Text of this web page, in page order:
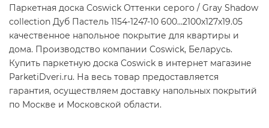
Паркетная доска Coswick Оттенки серого / Gray Shadow
collection Дуб Пастель 1154-1247-10 600…2100x127x19.05
качественное напольное покрытие для квартиры и
дома. Производство компании Coswick, Беларусь.
Купить паркетную доска Coswick в интернет магазине
ParketiDveri.ru. На весь товар предоставляется
гарантия, осуществляем доставку напольных покрытий
по Москве и Московской области.